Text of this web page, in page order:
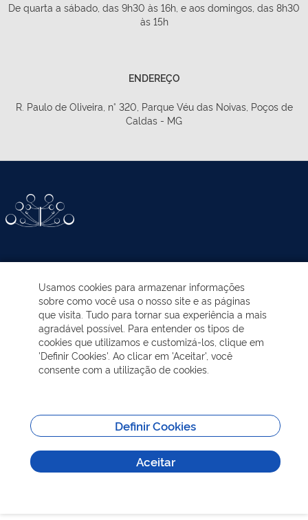
De quarta a sábado, das 9h30 às 16h, e aos domingos, das 8h30
às 15h
ENDEREÇO
R. Paulo de Oliveira, n° 320, Parque Véu das Noivas, Poços de
Caldas - MG
EDUCAÇÃO AMBIENTAL
NOTÍCIAS
VISITAÇÃO
MAIS INFORMAÇÕES
Usamos cookies para armazenar informações
sobre como você usa o nosso site e as páginas
que visita. Tudo para tornar sua experiência a mais
agradável possível. Para entender os tipos de
cookies que utilizamos e customizá-los, clique em
'Definir Cookies'. Ao clicar em 'Aceitar', você
consente com a utilização de cookies.
Definir Cookies
Aceitar